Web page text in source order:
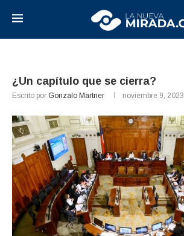
¿Un capítulo que se cierra?
Escrito por Gonzalo Martner noviembre 9, 2023